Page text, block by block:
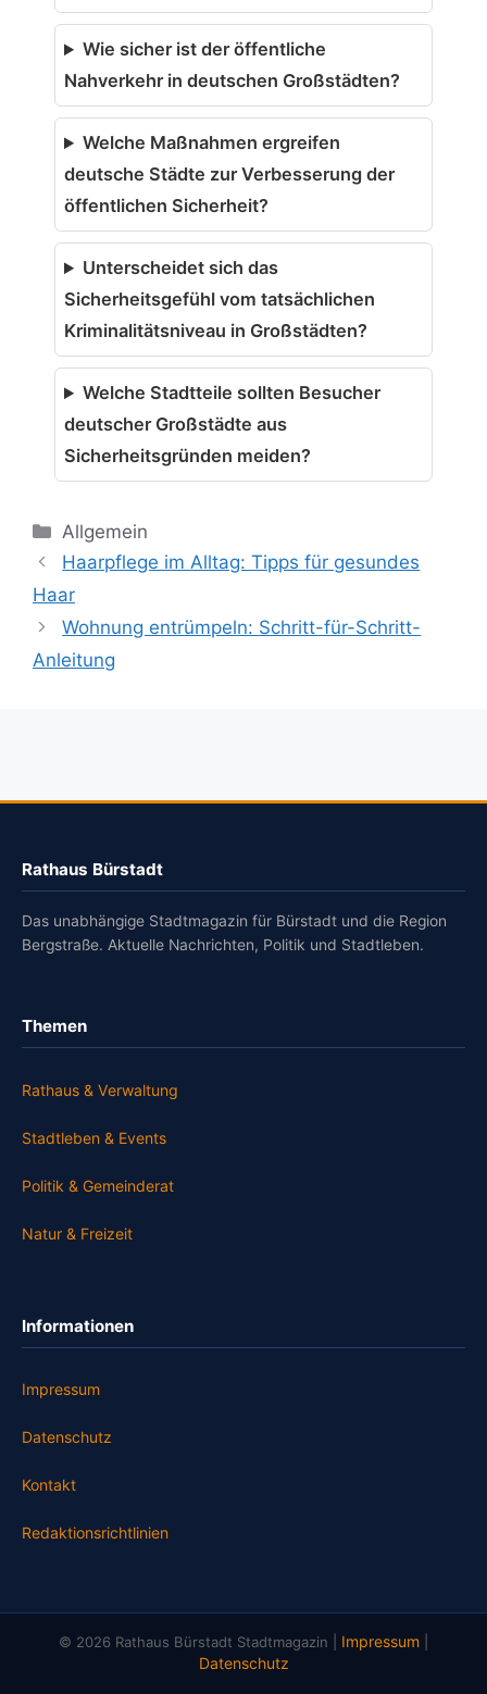
Wie sicher ist der öffentliche
Nahverkehr in deutschen Großstädten?
Welche Maßnahmen ergreifen
deutsche Städte zur Verbesserung der
öffentlichen Sicherheit?
Unterscheidet sich das
Sicherheitsgefühl vom tatsächlichen
Kriminalitätsniveau in Großstädten?
Welche Stadtteile sollten Besucher
deutscher Großstädte aus
Sicherheitsgründen meiden?
Kategorien
Allgemein
Haarpflege im Alltag: Tipps für gesundes
Haar
Wohnung entrümpeln: Schritt-für-Schritt-
Anleitung
Rathaus Bürstadt
Das unabhängige Stadtmagazin für Bürstadt und die Region
Bergstraße. Aktuelle Nachrichten, Politik und Stadtleben.
Themen
Rathaus & Verwaltung
Stadtleben & Events
Politik & Gemeinderat
Natur & Freizeit
Informationen
Impressum
Datenschutz
Kontakt
Redaktionsrichtlinien
© 2026 Rathaus Bürstadt Stadtmagazin | Impressum
Datenschutz